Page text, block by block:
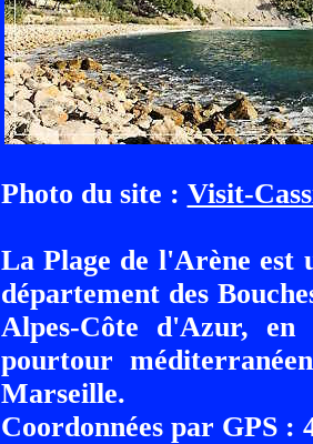
Photo du site : Visit-
La Plage de l'Arène est
département des
Alpes-Côte d'Azur,
pourtour
Marseille.
Coordonnées par GPS :